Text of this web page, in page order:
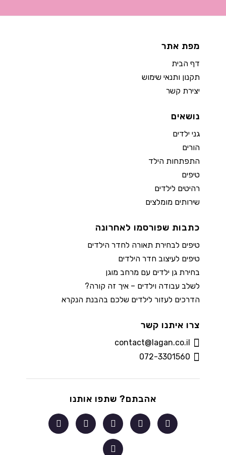
מפת אתר
דף הבית
תקנון ותנאי שימוש
יצירת קשר
נושאים
גני ילדים
הורים
התפתחות הילד
טיפים
רהיטים לילדים
שירותים מומלצים
כתבות שפורסמו לאחרונה
טיפים לבחירת תאורה לחדר הילדים
טיפים לעיצוב חדר הילדים
בחירת גן ילדים עם מרחב מוגן
לשלב עבודה וילדים – איך זה קורה?
הדרכים לעזור לילדים שלכם בהבנת הנקרא
צרו איתנו קשר
contact@lagan.co.il
072-3301560
אהבתם? שתפו אותנו